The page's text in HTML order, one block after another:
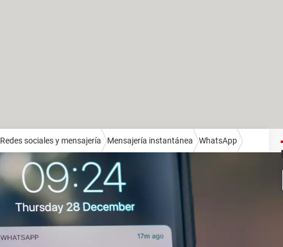
Redes sociales y mensajería Mensajería instantánea WhatsApp